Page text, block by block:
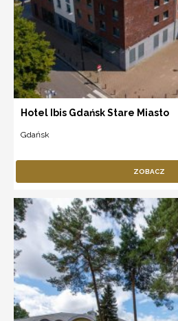
Hotel Ibis Gdańsk Stare Miasto
Gdańsk
ZOBACZ